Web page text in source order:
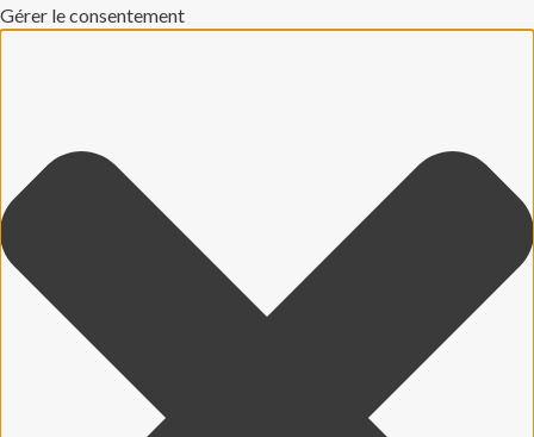
Gérer le consentement